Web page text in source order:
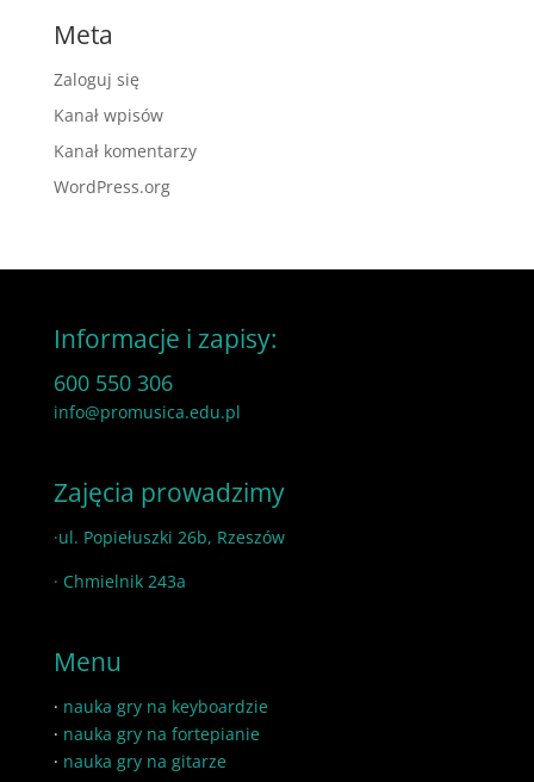
Meta
Zaloguj się
Kanał wpisów
Kanał komentarzy
WordPress.org
Informacje i zapisy:
600 550 306
info@promusica.edu.pl
Zajęcia prowadzimy
·ul. Popiełuszki 26b, Rzeszów
· Chmielnik 243a
Menu
· nauka gry na keyboardzie
· nauka gry na fortepianie
· nauka gry na gitarze